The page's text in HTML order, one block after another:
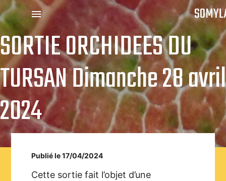
menu
SORTIE ORCHIDEES DU
TURSAN Dimanche 28 avril
2024
Publié le 17/04/2024
Cette sortie fait l’objet d’une